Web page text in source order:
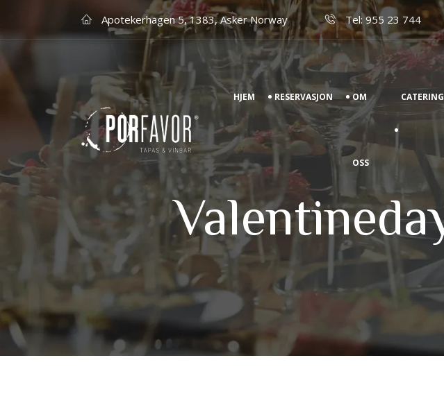
Apotekerhagen 5, 1383, Asker Norway Tel: 955 23 744
HJEM RESERVASJON OM
OSS
CATERING